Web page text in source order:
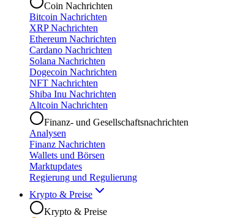
Coin Nachrichten
Bitcoin Nachrichten
XRP Nachrichten
Ethereum Nachrichten
Cardano Nachrichten
Solana Nachrichten
Dogecoin Nachrichten
NFT Nachrichten
Shiba Inu Nachrichten
Altcoin Nachrichten
Finanz- und Gesellschaftsnachrichten
Analysen
Finanz Nachrichten
Wallets und Börsen
Marktupdates
Regierung und Regulierung
Krypto & Preise
Krypto & Preise